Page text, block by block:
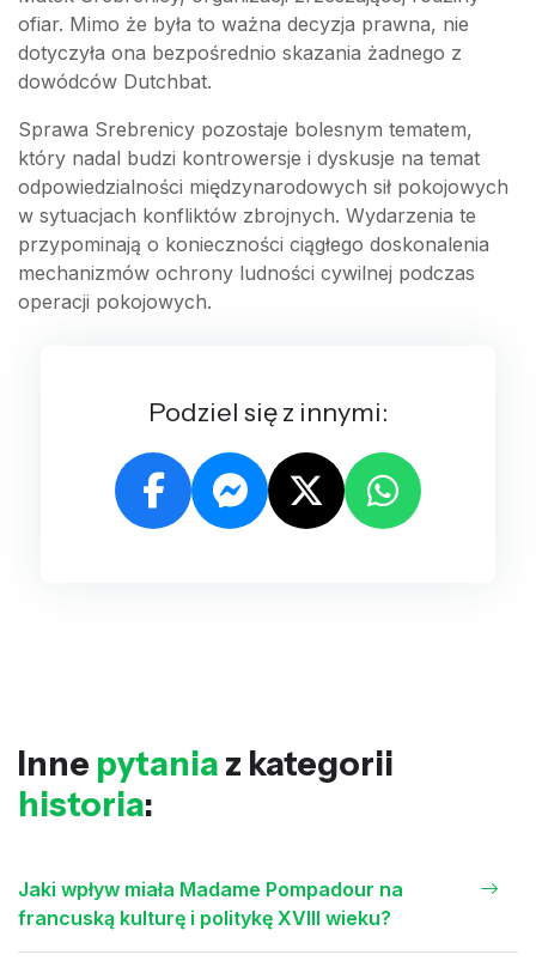
ofiar. Mimo że była to ważna decyzja prawna, nie
dotyczyła ona bezpośrednio skazania żadnego z
dowódców Dutchbat.
Sprawa Srebrenicy pozostaje bolesnym tematem,
który nadal budzi kontrowersje i dyskusje na temat
odpowiedzialności międzynarodowych sił pokojowych
w sytuacjach konfliktów zbrojnych. Wydarzenia te
przypominają o konieczności ciągłego doskonalenia
mechanizmów ochrony ludności cywilnej podczas
operacji pokojowych.
Podziel się z innymi:
Inne pytania z kategorii
historia:
Jaki wpływ miała Madame Pompadour na
francuską kulturę i politykę XVIII wieku?